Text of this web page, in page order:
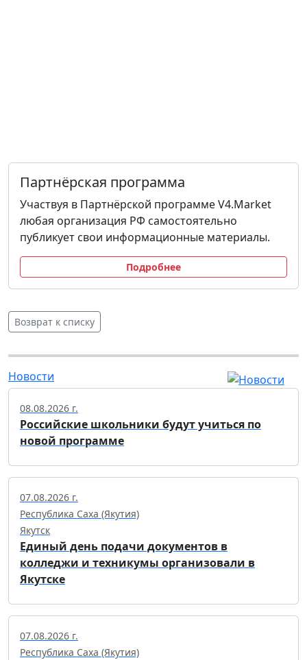
Партнёрская программа
Участвуя в Партнёрской программе V4.Market
любая организация РФ самостоятельно
публикует свои информационные материалы.
Подробнее
Возврат к списку
Новости
08.08.2026 г.
Российские школьники будут учиться по
новой программе
07.08.2026 г.
Республика Саха (Якутия)
Якутск
Единый день подачи документов в
колледжи и техникумы организовали в
Якутске
07.08.2026 г.
Республика Саха (Якутия)